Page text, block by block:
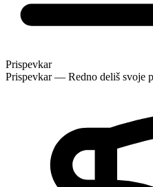
Prispevkar
Prispevkar — Redno deliš svoje